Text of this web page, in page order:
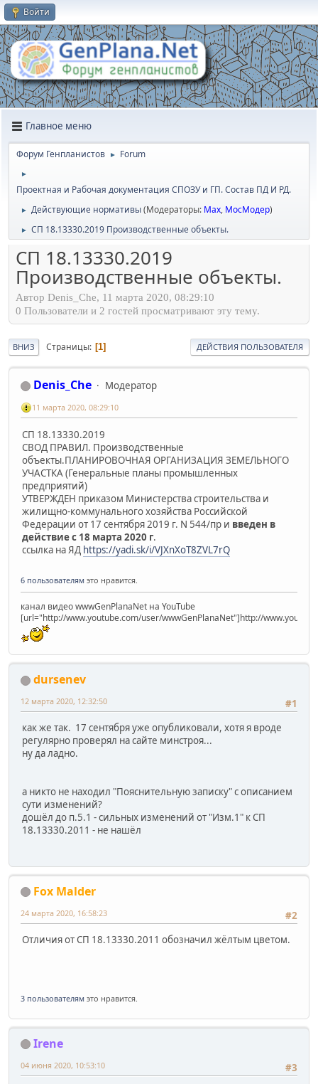
Войти
Главное меню
Форум Генпланистов ► Forum
►
Проектная и Рабочая документация СПОЗУ и ГП. Состав ПД И РД.
► Действующие нормативы(Модераторы: Max, МосМодер)
► СП 18.13330.2019 Производственные объекты.
СП 18.13330.2019
Производственные объекты.
Автор Denis_Che, 11 марта 2020, 08:29:10
0 Пользователи и 2 гостей просматривают эту тему.
ВНИЗ Страницы 1 ДЕЙСТВИЯ ПОЛЬЗОВАТЕЛЯ
Denis_Che Модератор
11 марта 2020, 08:29:10
СП 18.13330.2019
СВОД ПРАВИЛ. Производственные
объекты.ПЛАНИРОВОЧНАЯ ОРГАНИЗАЦИЯ ЗЕМЕЛЬНОГО
УЧАСТКА (Генеральные планы промышленных
предприятий)
УТВЕРЖДЕН приказом Министерства строительства и
жилищно-коммунального хозяйства Российской
Федерации от 17 сентября 2019 г. N 544/пр и введен в
действие с 18 марта 2020 г.
ссылка на ЯД https://yadi.sk/i/VJXnXoT8ZVL7rQ
6 пользователям это нравится.
канал видео wwwGenPlanaNet на YouTube
[url="http://www.youtube.com/user/wwwGenPlanaNet"]http://
dursenev
#1
12 марта 2020, 12:32:50
как же так. 17 сентября уже опубликовали, хотя я вроде
регулярно проверял на сайте минстроя...
ну да ладно.
а никто не находил "Пояснительную записку" с описанием
сути изменений?
дошёл до п.5.1 - сильных изменений от "Изм.1" к СП
18.13330.2011 - не нашёл
Fox Malder
#2
24 марта 2020, 16:58:23
Отличия от СП 18.13330.2011 обозначил жёлтым цветом.
3 пользователям это нравится.
Irene
#3
04 июня 2020, 10:53:10